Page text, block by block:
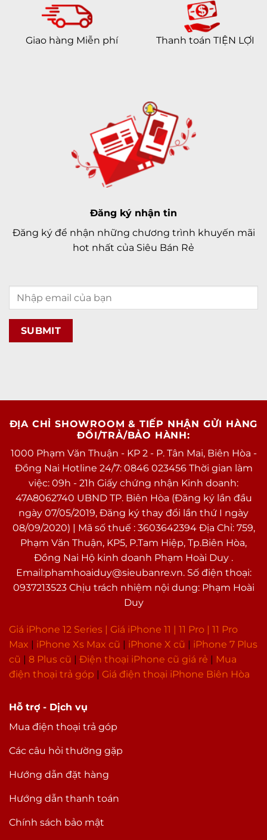
Giao hàng Miễn phí Thanh toán TIỆN LỢI
Đăng ký nhận tin
Đăng ký để nhận những chương trình khuyến mãi
hot nhất của Siêu Bán Rẻ
Hỗ trợ - Dịch vụ
Mua điện thoại trả góp
Các câu hỏi thường gặp
Hướng dẫn đặt hàng
Hướng dẫn thanh toán
Chính sách bảo mật
ĐỊA CHỈ SHOWROOM & TIẾP NHẬN GỬI HÀNG
ĐỔI/TRẢ/BẢO HÀNH:
1000 Phạm Văn Thuận - KP 2 - P. Tân Mai, Biên Hòa -
Đồng Nai Hotline 24/7: 0846 023456 Thời gian làm
việc: 09h - 21h Giấy chứng nhận Kinh doanh:
47A8062740 UBND TP. Biên Hòa (Đăng ký lần đầu
ngày 07/05/2019, Đăng ký thay đổi lần thứ I ngày
08/09/2020) | Mã số thuế : 3603642394 Địa Chỉ: 759,
Phạm Văn Thuận, KP5, P.Tam Hiệp, Tp.Biên Hòa,
Đồng Nai Hộ kinh doanh Phạm Hoài Duy .
Email:phamhoaiduy@sieubanre.vn. Số điện thoại:
0937213523 Chịu trách nhiệm nội dung: Phạm Hoài
Duy
Giá iPhone 12 Series | Giá iPhone 11 11 Pro
11 Pro
Max
iPhone Xs Max cũ iPhone X cũ
iPhone 7 Plus
cũ
8 Plus cũ Điện thoại iPhone cũ giá rẻ
Mua
điện thoại trả góp
Giá điện thoại iPhone Biên Hòa